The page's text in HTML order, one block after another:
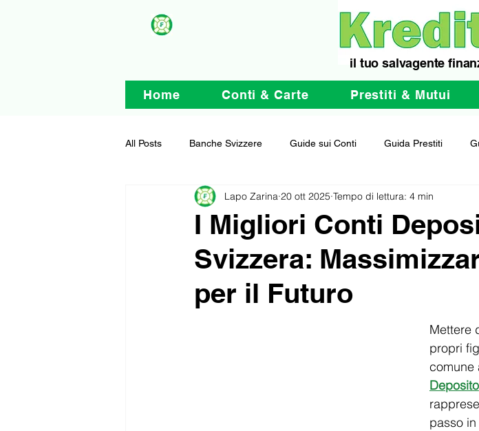
il tuo salvagente
Home Conti & Carte Prestiti & Mutui
All Posts Banche Svizzere Guide sui Conti Guida Prestiti
I Migliori Conti
Svizzera:
per il Futuro
Lapo Zarina 20 ott 2025 Tempo di lettura: 4 min
Mettere
propri
comune
Deposito
passo